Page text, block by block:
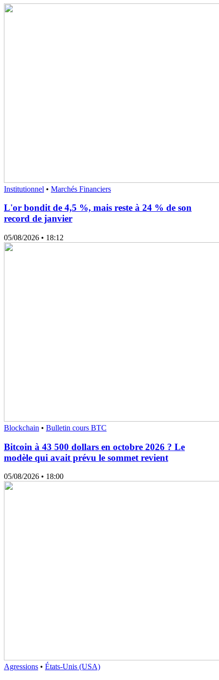
Institutionnel • Marchés Financiers
L'or bondit de 4,5 %, mais reste à 24 % de son
record de janvier
05/08/2026 • 18:12
Blockchain • Bulletin cours BTC
Bitcoin à 43 500 dollars en octobre 2026 ? Le
modèle qui avait prévu le sommet revient
05/08/2026 • 18:00
Agressions • États-Unis (USA)